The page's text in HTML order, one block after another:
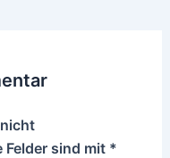
Felder sind mit *